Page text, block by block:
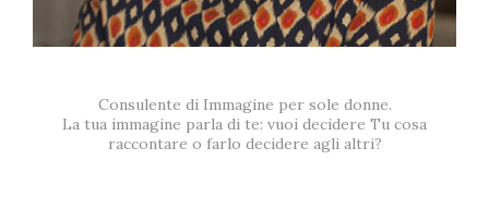
Consulente di Immagine per sole donne.
La tua immagine parla di te: vuoi decidere Tu cosa
raccontare o farlo decidere agli altri?